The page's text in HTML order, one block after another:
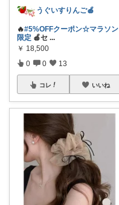
うぐいすりんご🍎
🔥#5%OFFクーポン☆マラソン
限定 🍎セ ...
￥ 18,500
0 0 13
コレ いいね